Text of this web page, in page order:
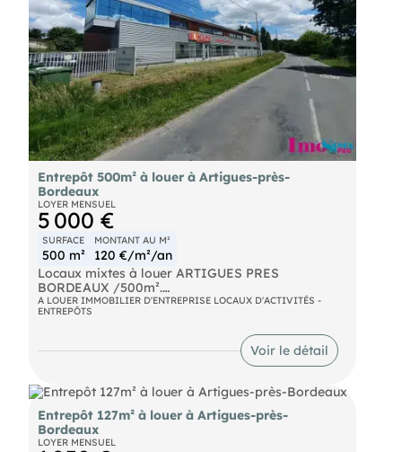
Entrepôt 500m² à louer à Artigues-près-
Bordeaux
LOYER MENSUEL
5 000 €
SURFACE
500 m²
MONTANT AU M²
120 €/m²/an
Locaux mixtes à louer ARTIGUES PRES
BORDEAUX /500m².
Sur la RN89, sortie n°2 , locaux mixtes avec un
excellent visuel commercial, d'une surface de
500m² répartis en 150m² d'atelier et 350m² de
bureaux en bon état (climatisé). Parking privatif.
A LOUER IMMOBILIER D'ENTREPRISE LOCAUX D'ACTIVITÉS -
ENTREPÔTS
Voir le détail
Entrepôt 127m² à louer à Artigues-près-
Bordeaux
LOYER MENSUEL